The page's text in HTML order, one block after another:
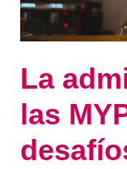
La
las
rol
la